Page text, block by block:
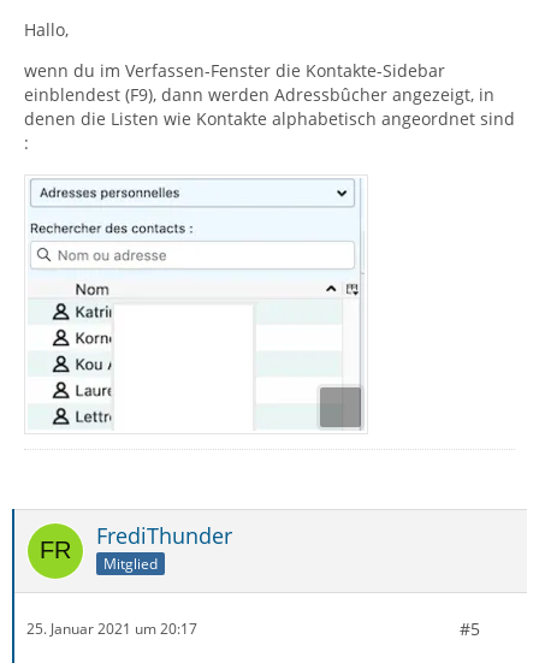
Hallo,
wenn du im Verfassen-Fenster die Kontakte-Sidebar
einblendest (F9), dann werden Adressbûcher angezeigt, in
denen die Listen wie Kontakte alphabetisch angeordnet sind
:
FrediThunder
Mitglied
25. Januar 2021 um 20:17 #5